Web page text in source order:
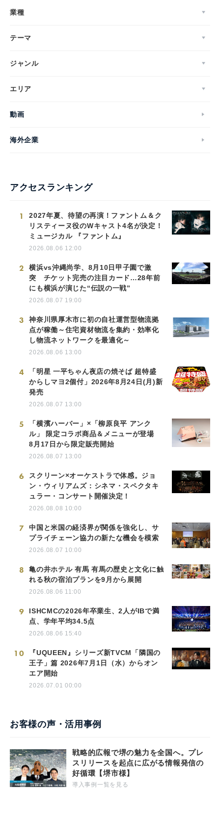
業種
テーマ
ジャンル
エリア
動画
海外企業
アクセスランキング
1
2027年夏、待望の再演！ファントム＆ク
リスティーヌ役のWキャスト4名が決定！
ミュージカル 『ファントム』
2026.08.06 12:00
2
横浜vs沖縄尚学、8月10日甲子園で激
突 チケット完売の注目カード…28年前
にも横浜が演じた“伝説の一戦”
2026.08.07 19:00
3
神奈川県厚木市に初の自社運営型物流拠
点が稼働～住宅資材物流を集約・効率化
し物流ネットワークを最適化～
2026.08.06 13:00
4
「明星 一平ちゃん夜店の焼そば 超特盛
からしマヨ2個付」2026年8月24日(月)新
発売
2026.08.07 13:00
5
「横濱ハーバー」×「柳原良平 アンク
ル」 限定コラボ商品＆メニューが登場
8月17日から限定販売開始
2026.08.07 13:00
6
スクリーン×オーケストラで体感。ジョ
ン・ウィリアムズ：シネマ・スペクタキ
ュラー・コンサート開催決定！
2026.08.08 10:00
7
中国と米国の経済界が関係を強化し、サ
プライチェーン協力の新たな機会を模索
2026.08.07 10:00
8
亀の井ホテル 有馬 有馬の歴史と文化に触
れる秋の宿泊プランを9月から展開
2026.08.06 11:00
9
ISHCMCの2026年卒業生、2人がIBで満
点、学年平均34.5点
2026.08.06 15:40
10
『UQUEEN』シリーズ新TVCM「隣国の
王子」篇 2026年7月1日（水）からオン
エア開始
2026.07.01 00:00
お客様の声・活用事例
戦略的広報で堺の魅力を全国へ。プレ
スリリースを起点に広がる情報発信の
好循環【堺市様】
導入事例一覧を見る